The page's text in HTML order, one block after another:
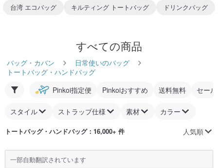
台湾 エコバッグ
キルティング トートバッグ ドリンクバッグ
すべての商品
バッグ・カバン
日常使いのバッグ
トートバッグ・ハンドバッグ
Pinkoi指定便
Pinkoiおすすめ 送料無料 セー
スタイル ストラップ仕様 素材 カラー
トートバッグ・ハンドバッグ：16,000+ 件 人気順
一部自動翻訳されています